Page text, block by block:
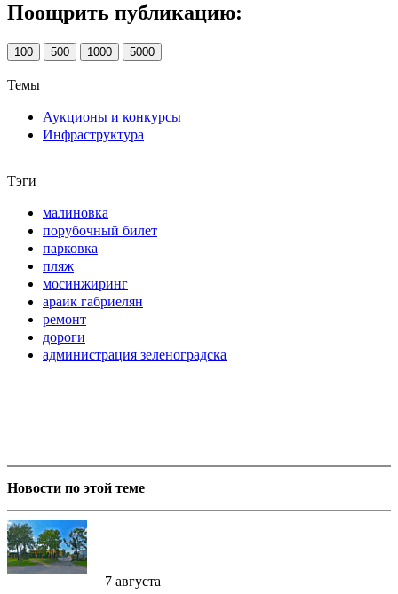
Поощрить публикацию:
100 500 1000 5000
Темы
Аукционы и конкурсы
Инфраструктура
Тэги
малиновка
порубочный билет
парковка
пляж
мосинжиринг
араик габриелян
ремонт
дороги
администрация зеленоградска
Новости по этой теме
7 августа